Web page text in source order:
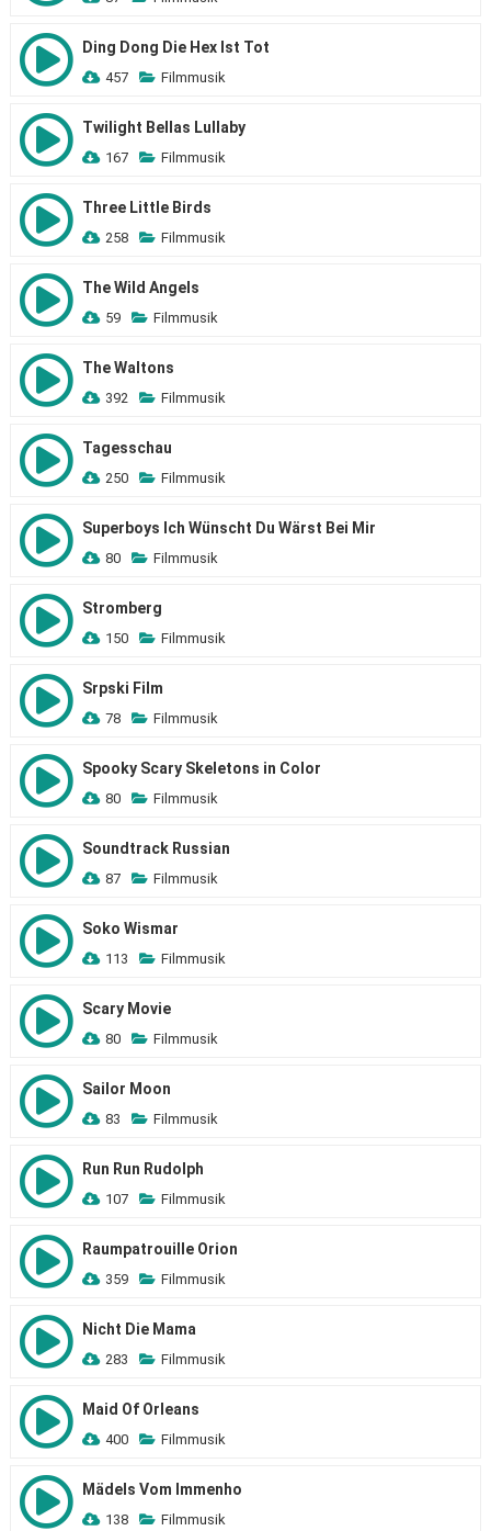
Ding Dong Die Hex Ist Tot
457 Filmmusik
Twilight Bellas Lullaby
167 Filmmusik
Three Little Birds
258 Filmmusik
The Wild Angels
59 Filmmusik
The Waltons
392 Filmmusik
Tagesschau
250 Filmmusik
Superboys Ich Wünscht Du Wärst Bei Mir
80 Filmmusik
Stromberg
150 Filmmusik
Srpski Film
78 Filmmusik
Spooky Scary Skeletons in Color
80 Filmmusik
Soundtrack Russian
87 Filmmusik
Soko Wismar
113 Filmmusik
Scary Movie
80 Filmmusik
Sailor Moon
83 Filmmusik
Run Run Rudolph
107 Filmmusik
Raumpatrouille Orion
359 Filmmusik
Nicht Die Mama
283 Filmmusik
Maid Of Orleans
400 Filmmusik
Mädels Vom Immenho
138 Filmmusik